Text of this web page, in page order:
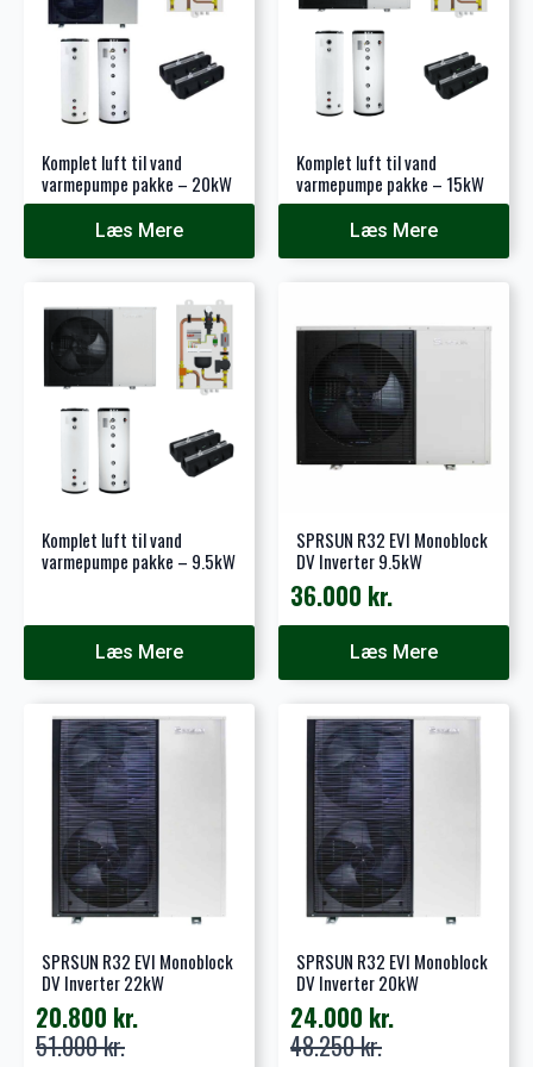
Komplet luft til vand
varmepumpe pakke – 20kW
Læs Mere
Komplet luft til vand
varmepumpe pakke – 15kW
Læs Mere
Komplet luft til vand
varmepumpe pakke – 9.5kW
Læs Mere
SPRSUN R32 EVI Monoblock
DV Inverter 9.5kW
36.000 kr.
Læs Mere
SPRSUN R32 EVI Monoblock
DV Inverter 22kW
51.000kr.
Den
20.800 kr.
Den
SPRSUN R32 EVI Monoblock
DV Inverter 20kW
48.250kr.
Den
24.000 kr.
Den